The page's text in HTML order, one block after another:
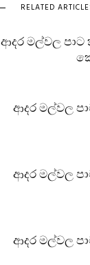
RELATED
ආදර මල්වල පාට
ආදර මල්වල
ආදර මල්වල
ආදර මල්වල